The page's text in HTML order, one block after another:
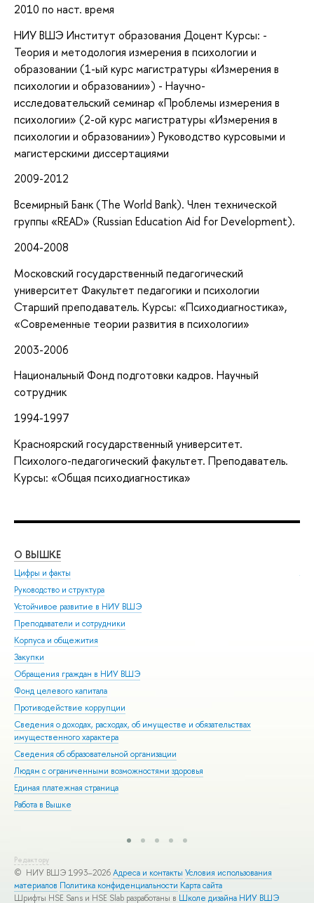
2010 по наст. время
НИУ ВШЭ Институт образования Доцент Курсы: -
Теория и методология измерения в психологии и
образовании (1-ый курс магистратуры «Измерения в
психологии и образовании») - Научно-
исследовательский семинар «Проблемы измерения в
психологии» (2-ой курс магистратуры «Измерения в
психологии и образовании») Руководство курсовыми и
магистерскими диссертациями
2009-2012
Всемирный Банк (The World Bank). Член технической
группы «READ» (Russian Education Aid for Development).
2004-2008
Московский государственный педагогический
университет Факультет педагогики и психологии
Старший преподаватель. Курсы: «Психодиагностика»,
«Современные теории развития в психологии»
2003-2006
Национальный Фонд подготовки кадров. Научный
сотрудник
1994-1997
Красноярский государственный университет.
Психолого-педагогический факультет. Преподаватель.
Курсы: «Общая психодиагностика»
О ВЫШКЕ
Цифры и факты
Руководство и структура
Устойчивое развитие в НИУ ВШЭ
Преподаватели и сотрудники
Корпуса и общежития
Закупки
Обращения граждан в НИУ ВШЭ
Фонд целевого капитала
Противодействие коррупции
Сведения о доходах, расходах, об имуществе и обязательствах
имущественного характера
Сведения об образовательной организации
Людям с ограниченными возможностями здоровья
Единая платежная страница
Работа в Вышке
Редактору
© НИУ ВШЭ 1993–2026Адреса и контакты Условия использования
материалов Политика конфиденциальности Карта сайта
Шрифты HSE Sans и HSE Slab разработаны в Школе дизайна НИУ ВШЭ